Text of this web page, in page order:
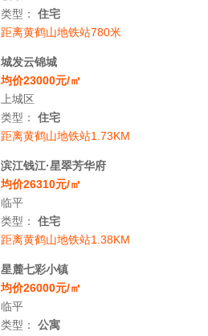
类型：住宅
距离黄鹤山地铁站780米
城发云锦城
均价23000元/㎡
上城区
类型：住宅
距离黄鹤山地铁站1.73KM
滨江钱江·星翠芳华府
均价26310元/㎡
临平
类型：住宅
距离黄鹤山地铁站1.38KM
星麓七彩小镇
均价26000元/㎡
临平
类型：公寓